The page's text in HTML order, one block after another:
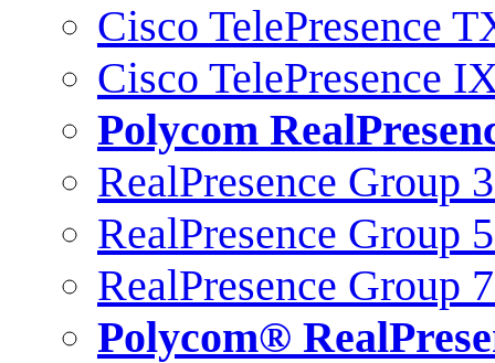
Cisco TelePresence
Cisco TelePresence
Polycom
RealPresence Group
RealPresence Group
RealPresence Group
Polycom®